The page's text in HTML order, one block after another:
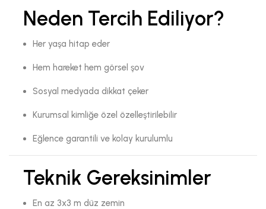
Neden Tercih Ediliyor?
Her yaşa hitap eder
Hem hareket hem görsel şov
Sosyal medyada dikkat çeker
Kurumsal kimliğe özel özelleştirilebilir
Eğlence garantili ve kolay kurulumlu
Teknik Gereksinimler
En az 3x3 m düz zemin